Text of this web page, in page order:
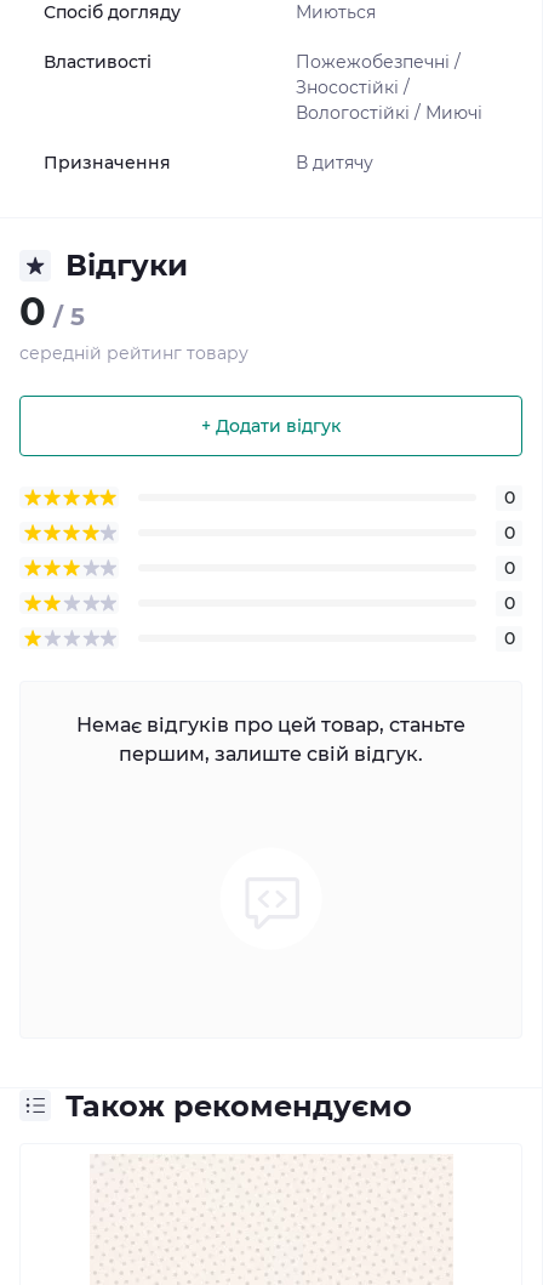
Спосіб догляду Миються
Властивості
Пожежобезпечні /
Зносостійкі /
Вологостійкі / Миючі
Призначення В дитячу
Відгуки
0 / 5
середній рейтинг товару
+ Додати відгук
0
0
0
0
0
Немає відгуків про цей товар, станьте
першим, залиште свій відгук.
Також рекомендуємо